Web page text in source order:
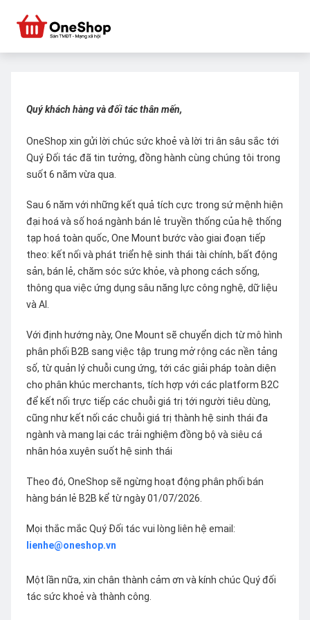
Quý khách hàng và đối tác thân mến,
OneShop xin gửi lời chúc sức khoẻ và lời tri ân sâu sắc tới
Quý Đối tác đã tin tưởng, đồng hành cùng chúng tôi trong
suốt 6 năm vừa qua.
Sau 6 năm với những kết quả tích cực trong sứ mệnh hiện
đại hoá và số hoá ngành bán lẻ truyền thống của hệ thống
tạp hoá toàn quốc, One Mount bước vào giai đoạn tiếp
theo: kết nối và phát triển hệ sinh thái tài chính, bất động
sản, bán lẻ, chăm sóc sức khỏe, và phong cách sống,
thông qua việc ứng dụng sâu năng lực công nghệ, dữ liệu
và AI.
Với định hướng này, One Mount sẽ chuyển dịch từ mô hình
phân phối B2B sang việc tập trung mở rộng các nền tảng
số, từ quản lý chuỗi cung ứng, tới các giải pháp toàn diện
cho phân khúc merchants, tích hợp với các platform B2C
để kết nối trực tiếp các chuỗi giá trị tới người tiêu dùng,
cũng như kết nối các chuỗi giá trị thành hệ sinh thái đa
ngành và mang lại các trải nghiệm đồng bộ và siêu cá
nhân hóa xuyên suốt hệ sinh thái
Theo đó, OneShop sẽ ngừng hoạt động phân phối bán
hàng bán lẻ B2B kể từ ngày 01/07/2026.
Mọi thắc mắc Quý Đối tác vui lòng liên hệ email:
lienhe@oneshop.vn
Một lần nữa, xin chân thành cảm ơn và kính chúc Quý đối
tác sức khoẻ và thành công.